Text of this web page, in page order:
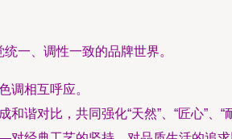
一、调性一致的品牌世界。
调相互呼应。
谐对比，共同强化“天然”、“匠心”、“